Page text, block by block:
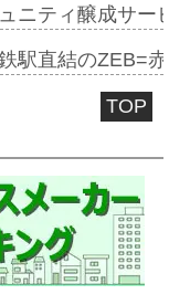
ニティ醸成サ
駅直結のZEB=
TOP